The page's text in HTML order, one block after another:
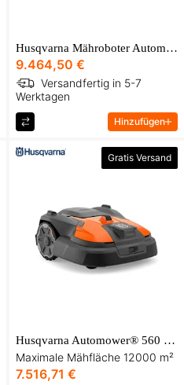
Husqvarna Mähroboter Automower® 580 EPOS
9.464,50 €
Versandfertig in 5-7
Werktagen
Hinzufügen
Gratis Versand
Husqvarna Automower® 560 EPOS Mähroboter
Maximale Mähfläche 12000 m²
7.516,71 €